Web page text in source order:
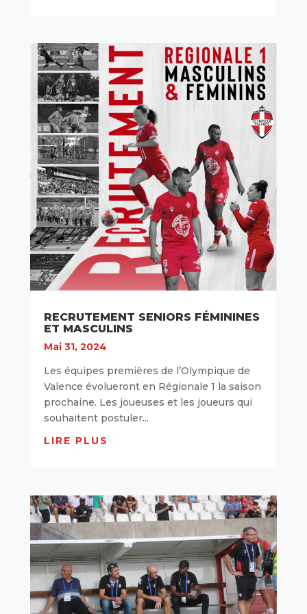
RECRUTEMENT SENIORS FÉMININES
ET MASCULINS
Mai 31, 2024
Les équipes premières de l’Olympique de
Valence évolueront en Régionale 1 la saison
prochaine. Les joueuses et les joueurs qui
souhaitent postuler...
LIRE PLUS